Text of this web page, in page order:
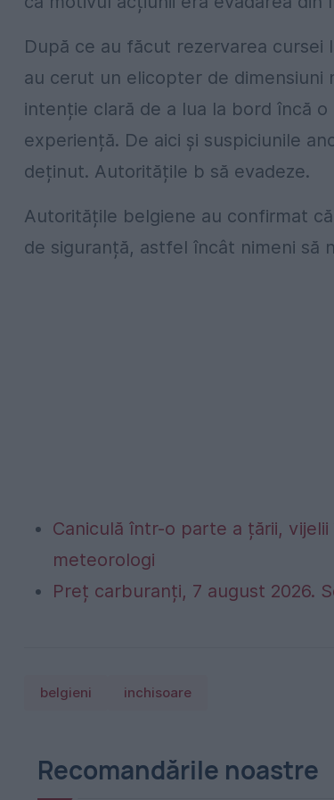
După ce au făcut rezervarea
au cerut un elicopter de dimensiuni
intenție clară de a lua la bord încă
experiență. De aici și suspiciunile
deținut. Autoritățile b să evadeze.
Autoritățile belgiene au confirmat
de siguranță, astfel încât nimeni să
Caniculă într-o parte a țării,
meteorologi
Preț carburanți, 7 august 2026.
belgieni inchisoare
Recomandările noastre